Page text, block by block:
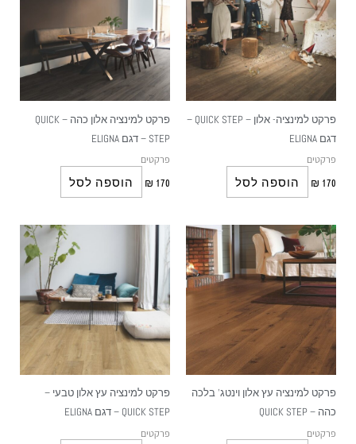
פרקט למינציה- אלון – QUICK STEP –
דגם ELIGNA
פרקטים
₪ 170 הוספה לסל
פרקט למינציה אלון כהה – QUICK
STEP – דגם ELIGNA
פרקטים
₪ 170 הוספה לסל
פרקט למינציה עץ אלון וינטג' בלכה
כהה – QUICK STEP
פרקטים
פרקט למינציה עץ אלון טבעי –
QUICK STEP – דגם ELIGNA
פרקטים